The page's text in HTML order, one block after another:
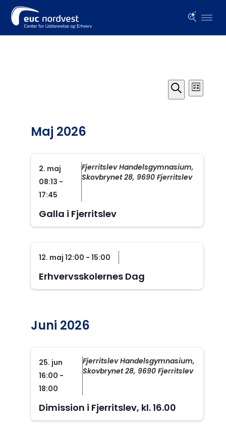
Søgning
Søg
Liste
Maj 2026
2. maj
08:13 -
17:45
Fjerritslev Handelsgymnasium,
Skovbrynet 28, 9690 Fjerritslev
Galla i Fjerritslev
12. maj 12:00 - 15:00
Erhvervsskolernes Dag
Juni 2026
25. jun
16:00 -
18:00
Fjerritslev Handelsgymnasium,
Skovbrynet 28, 9690 Fjerritslev
Dimission i Fjerritslev, kl. 16.00